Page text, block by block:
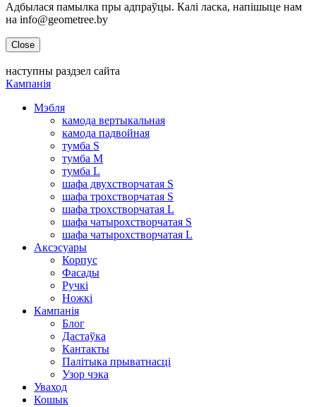
Адбылася памылка пры адпраўцы. Калі ласка, напішыце нам
на info@geometree.by
Close
наступны раздзел сайта
Кампанія
Мэбля
камода вертыкальная
камода падвойная
тумба S
тумба M
тумба L
шафа двухстворчатая S
шафа трохстворчатая S
шафа трохстворчатая L
шафа чатырохстворчатая S
шафа чатырохстворчатая L
Аксэсуары
Корпус
Фасады
Ручкі
Ножкі
Кампанія
Блог
Дастаўка
Кантакты
Палітыка прыватнасці
Узор чэка
Уваход
Кошык